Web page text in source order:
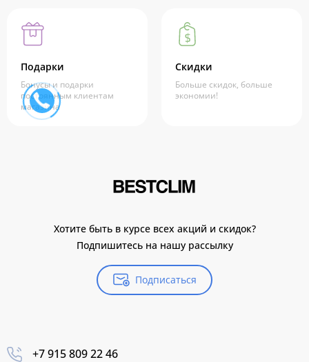
Подарки
Бонусы и подарки
постоянным клиентам
магазина
Скидки
Больше скидок, больше
экономии!
Хотите быть в курсе всех акций и скидок?
Подпишитесь на нашу рассылку
Подписаться
+7 915 809 22 46